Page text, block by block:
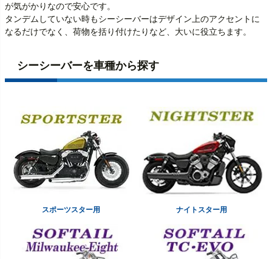
が気がかりなので安心です。
タンデムしていない時もシーシーバーはデザイン上のアクセントに
なるだけでなく、荷物を括り付けたりなど、大いに役立ちます。
シーシーバーを車種から探す
スポーツスター用 ナイトスター用